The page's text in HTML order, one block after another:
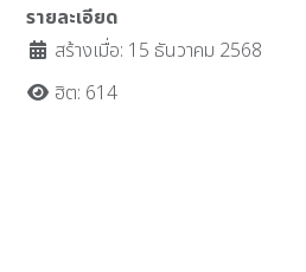
รายละเอียด
สร้างเมื่อ: 15 ธันวาคม 2568
ฮิต: 614